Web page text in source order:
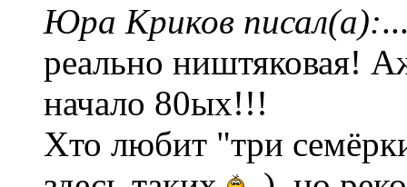
Юра Криков писал(а):
реально ништяковая!
начало 80ых!!!
Хто любит "три